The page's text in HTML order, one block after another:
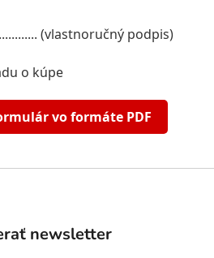
(vlastnoručný podpis)
o kúpe
vo formáte PDF
newsletter